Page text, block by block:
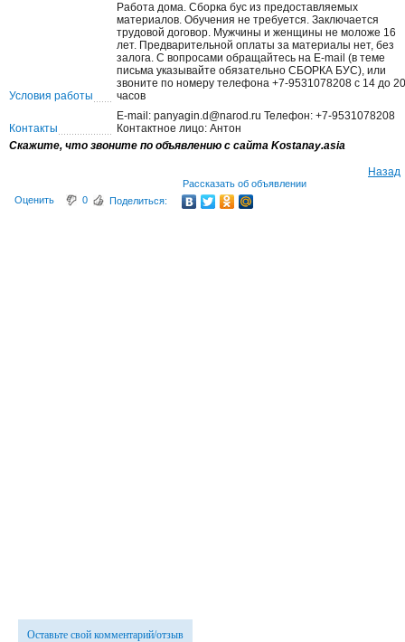
Условия работы
Работа дома. Сборка бус из предоставляемых
материалов. Обучения не требуется. Заключается
трудовой договор. Мужчины и женщины не моложе 16
лет. Предварительной оплаты за материалы нет, без
залога. С вопросами обращайтесь на E-mail (в теме
письма указывайте обязательно СБОРКА БУС), или
звоните по номеру телефона +7-9531078208 с 14 до 20
часов
Контакты
E-mail: panyagin.d@narod.ru Телефон: +7-9531078208
Контактное лицо: Антон
Скажите, что звоните по объявлению с сайта Kostanay.asia
Назад
Рассказать об объявлении
Оценить
0 Поделиться:
Оставьте свой комментарий/отзыв